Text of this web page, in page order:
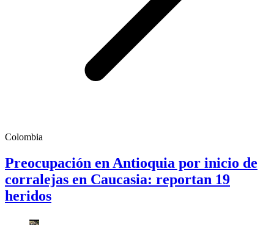
Colombia
Preocupación en Antioquia por inicio de
corralejas en Caucasia: reportan 19
heridos